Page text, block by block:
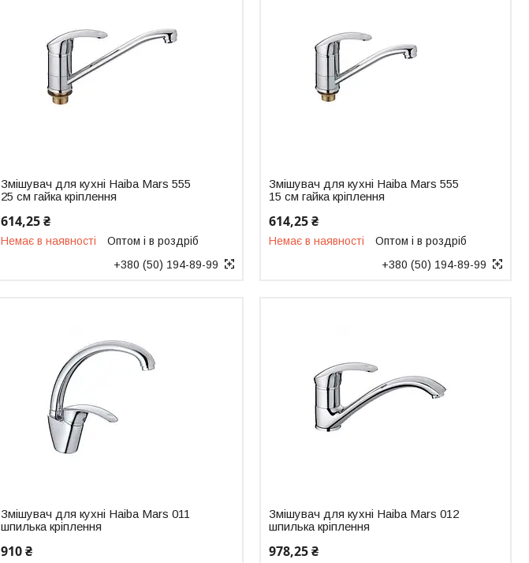
Змішувач для кухні Haiba Mars 555
25 см гайка кріплення
614,25 ₴
Немає в наявності
Оптом і в роздріб
+380 (50) 194-89-99
Змішувач для кухні Haiba Mars 555
15 см гайка кріплення
614,25 ₴
Немає в наявності
Оптом і в роздріб
+380 (50) 194-89-99
Змішувач для кухні Haiba Mars 011
шпилька кріплення
910 ₴
Змішувач для кухні Haiba Mars 012
шпилька кріплення
978,25 ₴